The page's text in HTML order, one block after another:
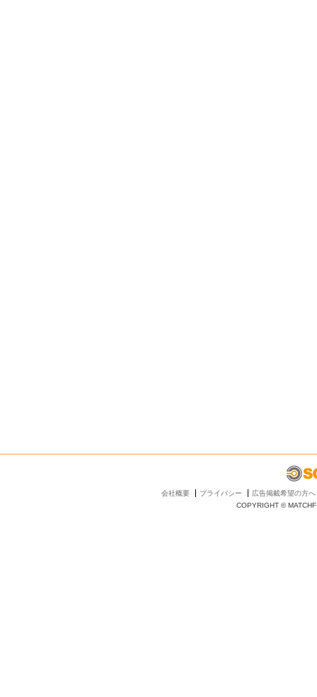
会社概要 プライバシー
広告掲載希望の方へ
COPYRIGHT ©